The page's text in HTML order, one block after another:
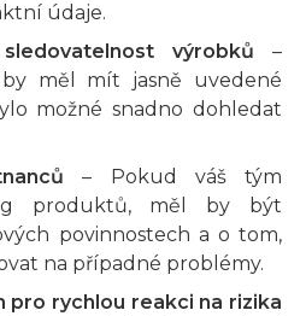
údaje.
výrobků –
měl mít jasně uvedené
možné snadno dohledat
– Pokud váš tým
produktů, měl by být
povinnostech a o tom,
na případné problémy.
pro rychlou reakci na rizika